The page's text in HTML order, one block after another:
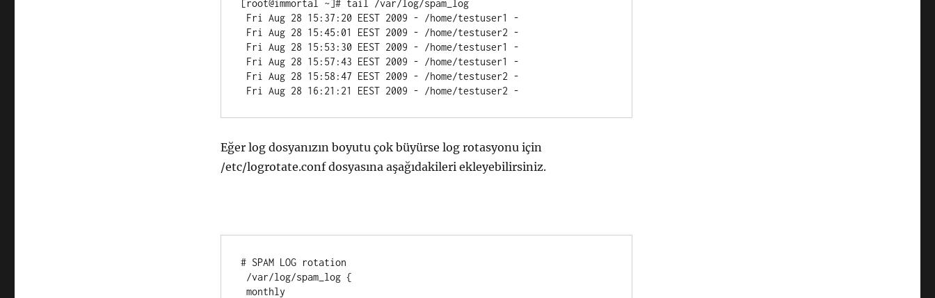
[root@immortal ~]# tail /var/log/spam_log
Eğer log dosyanızın boyutu çok büyürse log rotasyonu için
/etc/logrotate.conf dosyasına aşağıdakileri ekleyebilirsiniz.
# SPAM LOG rotation